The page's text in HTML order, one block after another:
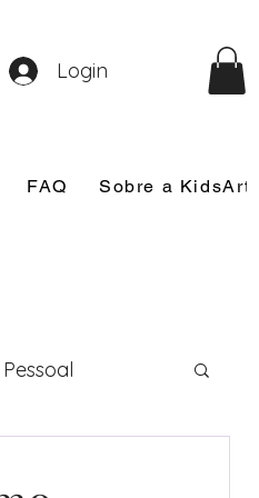
FAQ Sobre a KidsArt
Login